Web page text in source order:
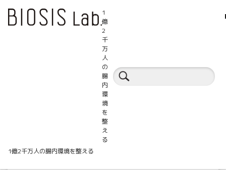
1
億
2
千
万
人
の
腸
内
環
境
を
整
え
る
1億2千万人の腸内環境を整える
BIOSIS.Labからのお知らせ